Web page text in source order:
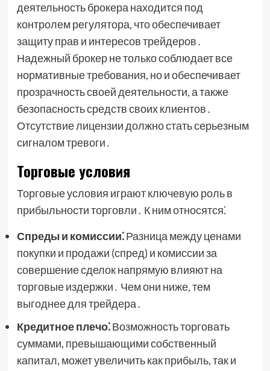
деятельность брокера находится под
контролем регулятора, что обеспечивает
защиту прав и интересов трейдеров․
Надежный брокер не только соблюдает все
нормативные требования, но и обеспечивает
прозрачность своей деятельности, а также
безопасность средств своих клиентов․
Отсутствие лицензии должно стать серьезным
сигналом тревоги․
Торговые условия
Торговые условия играют ключевую роль в
прибыльности торговли․ К ним относятся⁚
Спреды и комиссии⁚Разница между ценами
покупки и продажи (спред) и комиссии за
совершение сделок напрямую влияют на
торговые издержки․ Чем они ниже, тем
выгоднее для трейдера․
Кредитное плечо⁚Возможность торговать
суммами, превышающими собственный
капитал, может увеличить как прибыль, так и